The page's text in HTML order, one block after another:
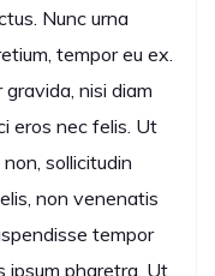
Nunc urna
tempor eu ex.
nisi diam
eros nec felis. Ut
sollicitudin
non venenatis
tempor
ipsum pharetra. Ut